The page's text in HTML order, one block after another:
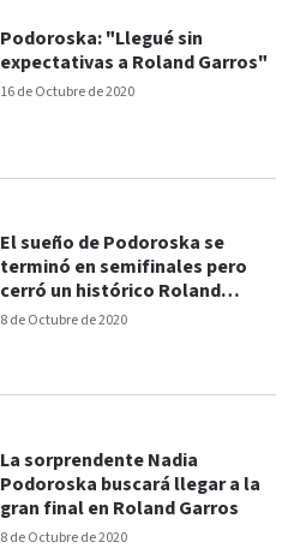
16 de Octubre de 2020
Podoroska: "Llegué sin
expectativas a Roland Garros"
8 de Octubre de 2020
El sueño de Podoroska se
terminó en semifinales pero
cerró un histórico Roland
Garros
8 de Octubre de 2020
La sorprendente Nadia
Podoroska buscará llegar a la
gran final en Roland Garros